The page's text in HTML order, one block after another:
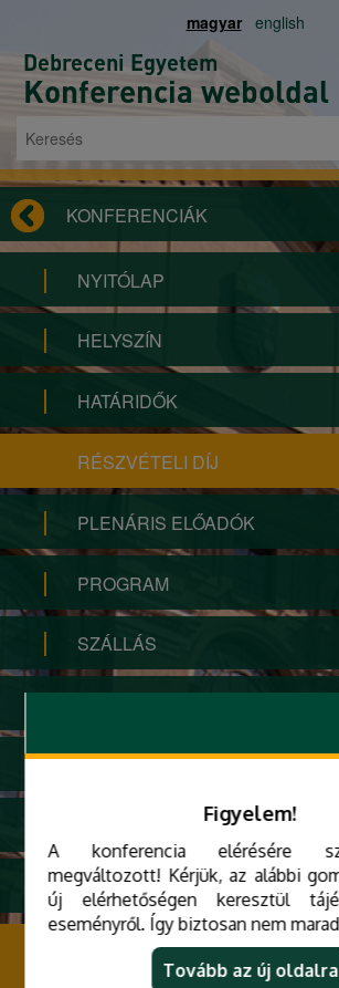
magyar english
Debreceni Egyetem
Konferencia weboldal
Keresés űrlap
Keresés
KONFERENCIÁK
NYITÓLAP
HELYSZÍN
HATÁRIDŐK
RÉSZVÉTELI DÍJ
PLENÁRIS ELŐADÓK
PROGRAM
SZÁLLÁS
SZERVEZŐBIZOTTSÁG
ADATKEZELÉSI TÁJÉKOZTATÓ
MIDK 2025
Figyelem!
A konferencia elérésére
megváltozott! Kérjük, az alábbi
új elérhetőségen keresztül
eseményről. Így biztosan nem
Tovább az új oldalra